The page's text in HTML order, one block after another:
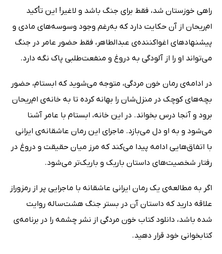
راهی خوزستان شد، فقط برای جنگ باشد و لاغیر! این تأکید
ام‌ریحان از آن حکایت دارد که به‌رغم وجود وسوسه‌های مادی و
پیشنهادهای اغواکننده‌ی عبدالطاهر، فقط حضور عامر در جنگ
می‌تواند او را از آلودگی به دروغ و منفعت‌طلبی پاک نگه دارد.
در ادامه‌ی رمان خون مردگی، متوجه می‌شوید که ابستام، حضور
بچه‌های کوچک در منزل‌شان را بهانه کرده تا به خانه‌ی ام‌ریحان
برود و آنجا درس بخواند. در این خانه، ابستام با عامر آشنا
می‌شود و به او دل می‌بازد. ماجرای این رمان عاشقانه‌ی ایرانی
با اتفاق‌هایی ادامه پیدا می‌کند که مرز میان حقیقت و دروغ در
رفتار شخصیت‌های داستان باریک‌ و باریک‌تر می‌شود.
اگر به مطالعه‌ی یک رمان ایرانی عاشقانه با ماجرایی پر از رمزوراز
علاقه دارید که داستان آن در بستر جنگ هشت‌ساله روایت
شده باشد، دانلود کتاب خون مردگی از نشر چشمه را در برنامه‌ی
کتابخوانی خود قرار دهید.